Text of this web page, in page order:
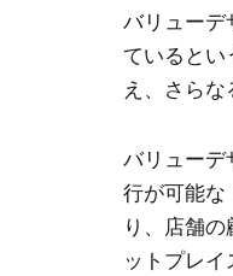
バリューデ
ていると
え、さらな
バリューデ
行が可能
り、店舗
ットプレ